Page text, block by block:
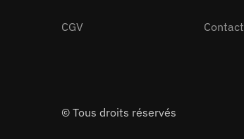
CGV Contact
© Tous droits réservés